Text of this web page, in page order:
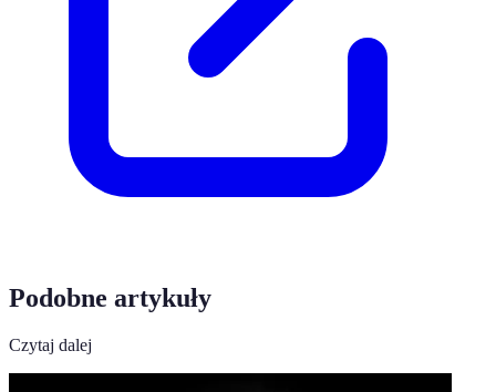
Podobne artykuły
Czytaj dalej